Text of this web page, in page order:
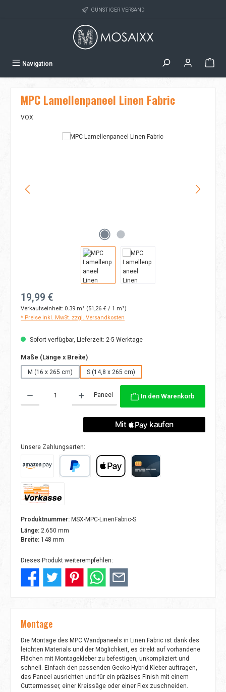
GÜNSTIGER VERSAND
Navigation
MPC Lamellenpaneel Linen Fabric
VOX
Bildergalerie überspringen
Regulärer Preis:
19,99 €
Verkaufseinheit: 0.39 m² (51,26 € / 1 m²)
* Preise inkl. MwSt. zzgl. Versandkosten
Sofort verfügbar, Lieferzeit: 2-5 Werktage
Maße (Länge x Breite)auswählen
M (16 x 265 cm) S (14,8 x 265 cm)
Paneel In den Warenkorb
Unsere Zahlungsarten:
Produktnummer: MSX-MPC-LinenFabric-S
Länge: 2.650 mm
Breite: 148 mm
Dieses Produkt weiterempfehlen:
Montage
Die Montage des MPC Wandpaneels in Linen Fabric ist dank des
leichten Materials und der Möglichkeit, es direkt auf vorhandene
Flächen mit Montagekleber zu befestigen, unkompliziert und
schnell. Einfach den passenden Gecko Hybrid Kleber auftragen,
das Paneel ausrichten und für ein präzises Finish mit einem
Cuttermesser, einer Kreissäge oder einer Flex zuschneiden.